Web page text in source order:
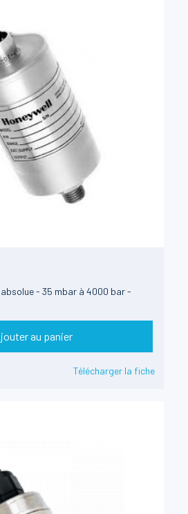
- 35 mbar à 4000 bar -
au panier
Télécharger la fiche